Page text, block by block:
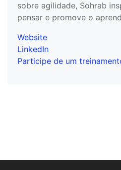
sobre agilidade, Sohrab
pensar e promove o
Website
LinkedIn
Participe de um